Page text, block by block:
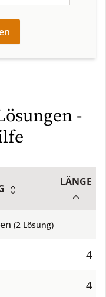
-
LÄNGE
(2 Lösung)
4
4